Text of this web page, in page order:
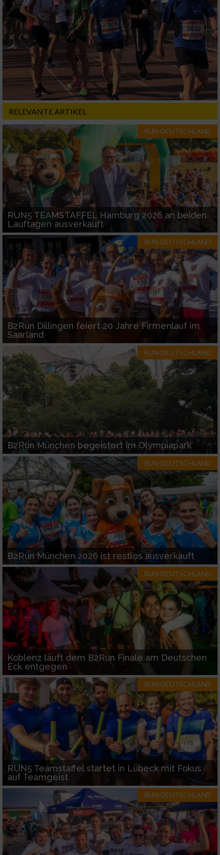
RELEVANTE ARTIKEL
RUN-DEUTSCHLAND
RUN5 TEAMSTAFFEL Hamburg 2026 an beiden
Lauftagen ausverkauft
RUN-DEUTSCHLAND
B2Run Dillingen feiert 20 Jahre Firmenlauf im
Saarland
RUN-DEUTSCHLAND
B2Run München begeistert im Olympiapark
RUN-DEUTSCHLAND
B2Run München 2026 ist restlos ausverkauft
RUN-DEUTSCHLAND
Koblenz läuft dem B2Run Finale am Deutschen
Eck entgegen
RUN-DEUTSCHLAND
RUN5 Teamstaffel startet in Lübeck mit Fokus
auf Teamgeist
RUN-DEUTSCHLAND
Informationen identifizieren
Nicht-IAB-Verarbeitungszwecke:
Notwendig
Performance
Funktional
Werbung